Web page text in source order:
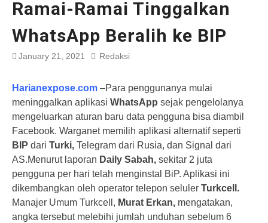
Ramai-Ramai Tinggalkan
WhatsApp Beralih ke BIP
January 21, 2021 Redaksi
Harianexpose.com –Para penggunanya mulai
meninggalkan aplikasi WhatsApp sejak pengelolanya
mengeluarkan aturan baru data pengguna bisa diambil
Facebook. Warganet memilih aplikasi alternatif seperti
BIP dari Turki, Telegram dari Rusia, dan Signal dari
AS.Menurut laporan Daily Sabah, sekitar 2 juta
pengguna per hari telah menginstal BiP. Aplikasi ini
dikembangkan oleh operator telepon seluler Turkcell.
Manajer Umum Turkcell, Murat Erkan, mengatakan,
angka tersebut melebihi jumlah unduhan sebelum 6